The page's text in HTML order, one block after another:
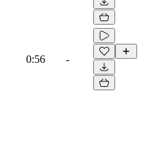
0:56 -